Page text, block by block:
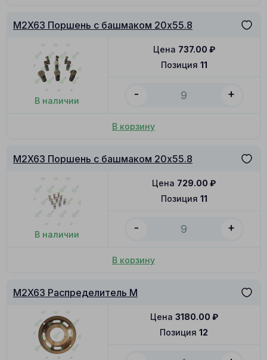
M2X63 Поршень с башмаком 20x55.8
В наличии
Позиция 11
Цена 737.00 ₽
- +
В корзину
M2X63 Поршень с башмаком 20x55.8
В наличии
Позиция 11
Цена 729.00 ₽
- +
В корзину
M2X63 Распределитель M
Позиция 12
Цена 3180.00 ₽